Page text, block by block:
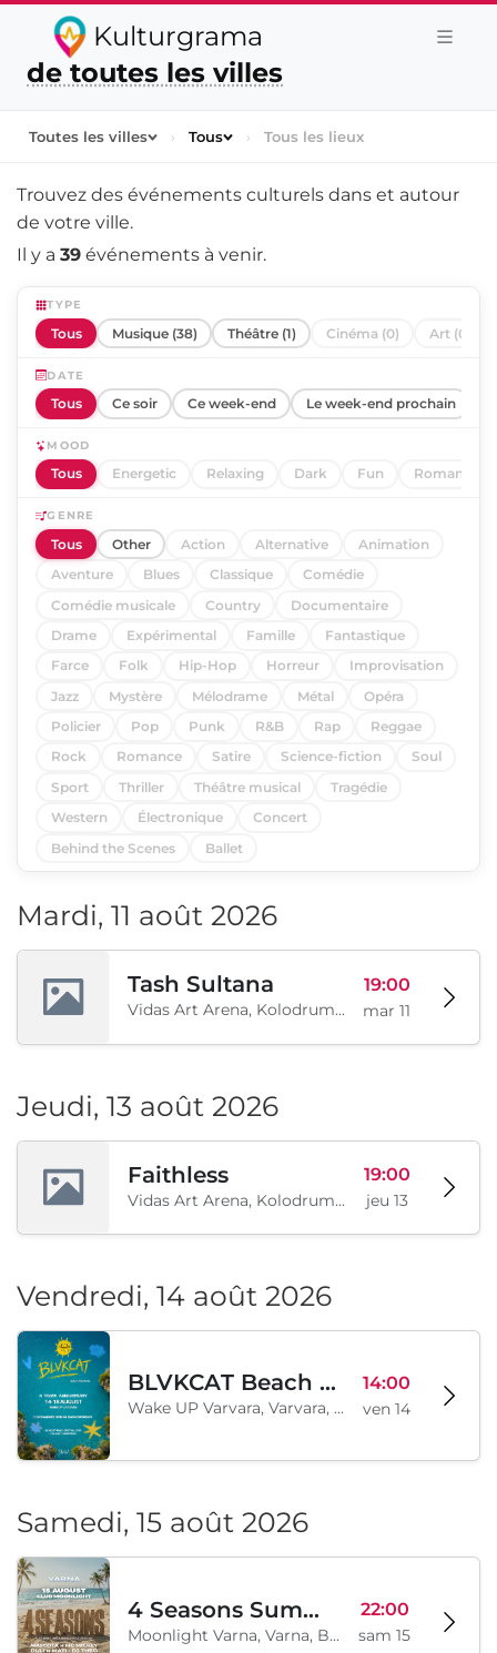
Kulturgrama
de toutes les villes
Toutes les villes › Tous › Tous les lieux
Trouvez des événements culturels dans et autour
de votre ville.
Il y a 39 événements à venir.
TYPE
Tous Musique (38) Théâtre (1) Cinéma (0) Art (0)
DATE
Tous Ce soir Ce week-end Le week-end prochain
MOOD
Tous Energetic Relaxing Dark Fun Romantic
GENRE
Tous Other Action Alternative
Animation
Aventure
Blues Classique
Comédie
Comédie musicale
Country
Documentaire
Drame
Expérimental Famille
Fantastique
Farce
Folk Hip-Hop Horreur
Improvisation
Jazz
Mystère Mélodrame Métal
Opéra
Policier
Pop Punk R&B Rap
Reggae
Rock
Romance Satire Science-fiction
Soul
Sport
Thriller Théâtre musical
Tragédie
Western
Électronique
Concert
Behind the Scenes
Ballet
Mardi, 11 août 2026
Tash Sultana
Vidas Art Arena, Kolodrum, Borisova gradina, Sofia, BG
19:00
mar 11
Jeudi, 13 août 2026
Faithless
Vidas Art Arena, Kolodrum, Borisova gradina, Sofia, BG
19:00
jeu 13
Vendredi, 14 août 2026
BLVKCAT Beach Festival 2026, Wake up Varvara
Wake UP Varvara, Varvara, BG
14:00
ven 14
Samedi, 15 août 2026
4 Seasons Summer Edition
Moonlight Varna, Varna, BG
22:00
sam 15